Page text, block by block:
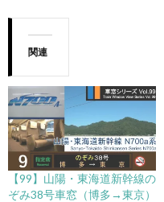
関連
【99】山陽・東海道新幹線の
ぞみ38号車窓（博多→東京）